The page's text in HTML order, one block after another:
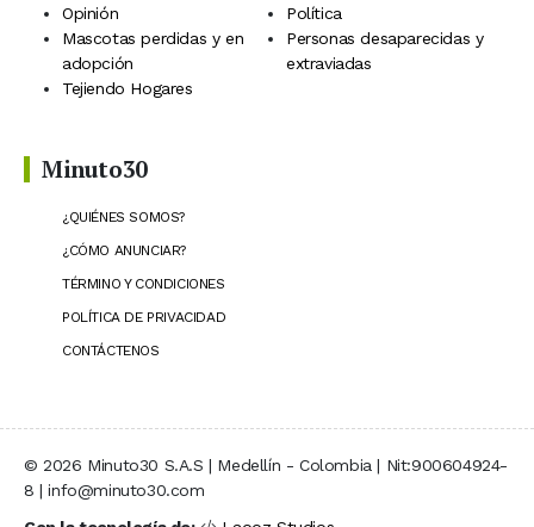
Opinión
Política
Mascotas perdidas y en
adopción
Personas desaparecidas y
extraviadas
Tejiendo Hogares
Minuto30
¿QUIÉNES SOMOS?
¿CÓMO ANUNCIAR?
TÉRMINO Y CONDICIONES
POLÍTICA DE PRIVACIDAD
CONTÁCTENOS
© 2026 Minuto30 S.A.S | Medellín - Colombia | Nit:900604924-
8 | info@minuto30.com